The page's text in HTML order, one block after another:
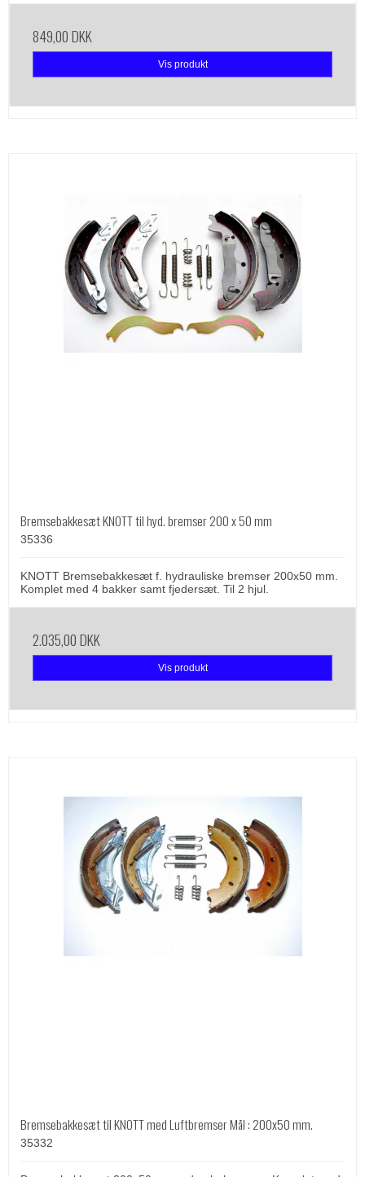
849,00 DKK
Vis produkt
Bremsebakkesæt KNOTT til hyd. bremser 200 x 50 mm
35336
KNOTT Bremsebakkesæt f. hydrauliske bremser 200x50 mm.
Komplet med 4 bakker samt fjedersæt. Til 2 hjul.
2.035,00 DKK
Vis produkt
Bremsebakkesæt til KNOTT med Luftbremser Mål : 200x50 mm.
35332